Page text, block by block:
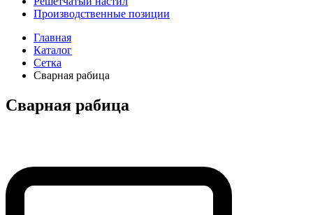
Производственные позиции
Главная
Каталог
Сетка
Сварная рабица
Сварная рабица